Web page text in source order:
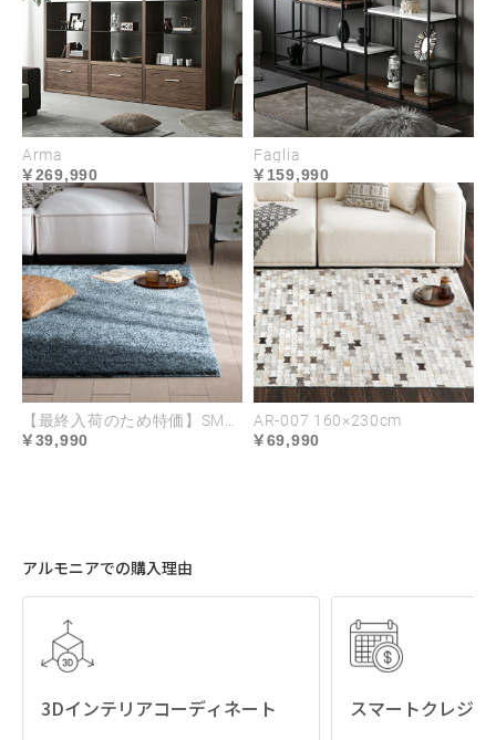
ダイニングに相応しい高耐久レザー
座面には本革さながらの上質な風合いと柔軟性をも
つEPUレザーを採用。摩擦や傷に強く、優れた耐久
防カビ・抗菌加工で常
Arma
269,990
Faglia
159,990
【最終入荷のため特価】SME-06 200×200cm
39,990
AR-007 160×230cm
69,990
アルモニアでの購入理由
3Dインテリアコーディネート スマートクレジ